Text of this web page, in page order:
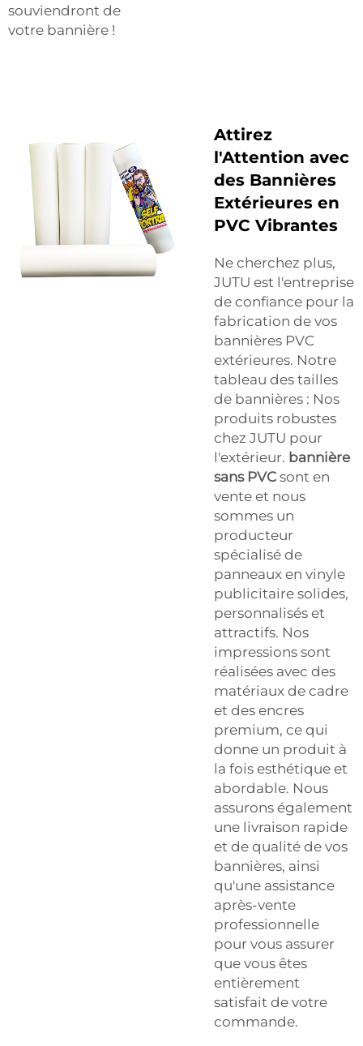
souviendront de
votre bannière !
Attirez
l'Attention avec
des Bannières
Extérieures en
PVC Vibrantes
Ne cherchez plus,
JUTU est l'entreprise
de confiance pour la
fabrication de vos
bannières PVC
extérieures. Notre
tableau des tailles
de bannières : Nos
produits robustes
chez JUTU pour
l'extérieur. bannière
sans PVC sont en
vente et nous
sommes un
producteur
spécialisé de
panneaux en vinyle
publicitaire solides,
personnalisés et
attractifs. Nos
impressions sont
réalisées avec des
matériaux de cadre
et des encres
premium, ce qui
donne un produit à
la fois esthétique et
abordable. Nous
assurons également
une livraison rapide
et de qualité de vos
bannières, ainsi
qu'une assistance
après-vente
professionnelle
pour vous assurer
que vous êtes
entièrement
satisfait de votre
commande.